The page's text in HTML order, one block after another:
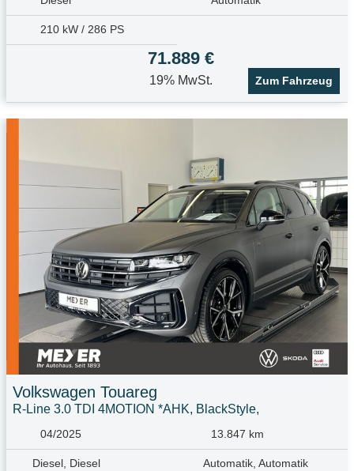
210 kW / 286 PS
71.889 €
19% MwSt. Zum Fahrzeug
Volkswagen Touareg
R-Line 3.0 TDI 4MOTION *AHK, BlackStyle,
04/2025 13.847 km
Diesel, Diesel Automatik, Automatik